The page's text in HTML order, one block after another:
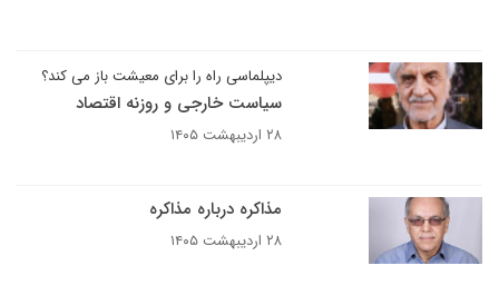
دیپلماسی راه را برای معیشت باز می کند؟
سیاست خارجی و روزنه اقتصاد
۲۸ اردیبهشت ۱۴۰۵
مذاکره درباره مذاکره
۲۸ اردیبهشت ۱۴۰۵